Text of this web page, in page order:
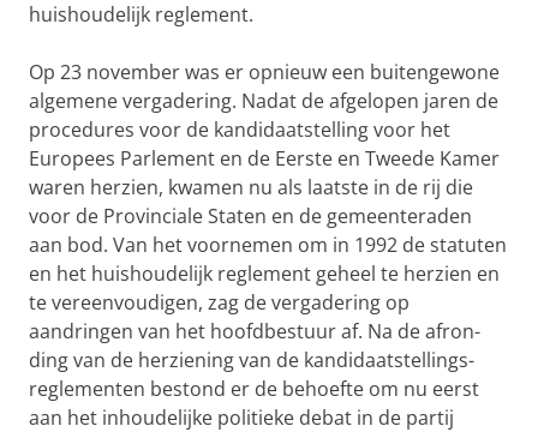
huishoudelijk reglement.
Op 23 november was er opnieuw een buiten­gewone
algemene verga­de­ring. Nadat de afgelopen jaren de
procedures voor de kandidaat­stelling voor het
Europees Parle­ment en de Eerste en Tweede Kamer
waren herzien, kwamen nu als laat­ste in de rij die
voor de Provinciale Staten en de ge­meen­tera­den
aan bod. Van het voornemen om in 1992 de statuten
en het huishou­delijk reglement geheel te herzien en
te vereenvoudigen, zag de ver­gadering op
aandringen van het hoofdbestuur af. Na de af­ron­
ding van de her­zie­ning van de kandi­daatstellings­
regle­men­ten bestond er de behoefte om nu eerst
aan het inhoudelijke poli­tieke debat in de partij